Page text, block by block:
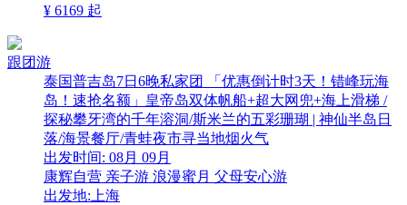
¥ 6169 起
跟团游
泰国普吉岛7日6晚私家团 「优惠倒计时3天！错峰玩海
岛！速抢名额」皇帝岛双体帆船+超大网兜+海上滑梯 /
探秘攀牙湾的千年溶洞/斯米兰的五彩珊瑚 | 神仙半岛日
落/海景餐厅/青蛙夜市寻当地烟火气
出发时间: 08月 09月
康辉自营 亲子游 浪漫蜜月 父母安心游
出发地:上海